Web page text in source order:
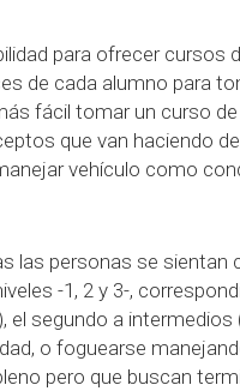
para ofrecer
de cada alumno para
fácil tomar un curso
que van haciendo
vehículo como
personas se
-1, 2 y 3-,
segundo a
o foguearse
pero que buscan